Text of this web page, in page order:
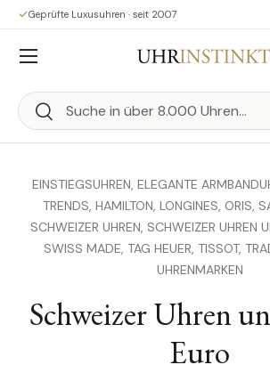
Direkt zum Inhalt
Geprüfte Luxusuhren · seit 2007
Suchen
Suchen
Menü
EINSTIEGSUHREN, ELEGANTE
TRENDS, HAMILTON, LONGINES, ORIS,
SCHWEIZER UHREN, SCHWEIZER UHREN
SWISS MADE, TAG HEUER, TISSOT,
UHRENMARKEN
Schweizer Uhren
Euro